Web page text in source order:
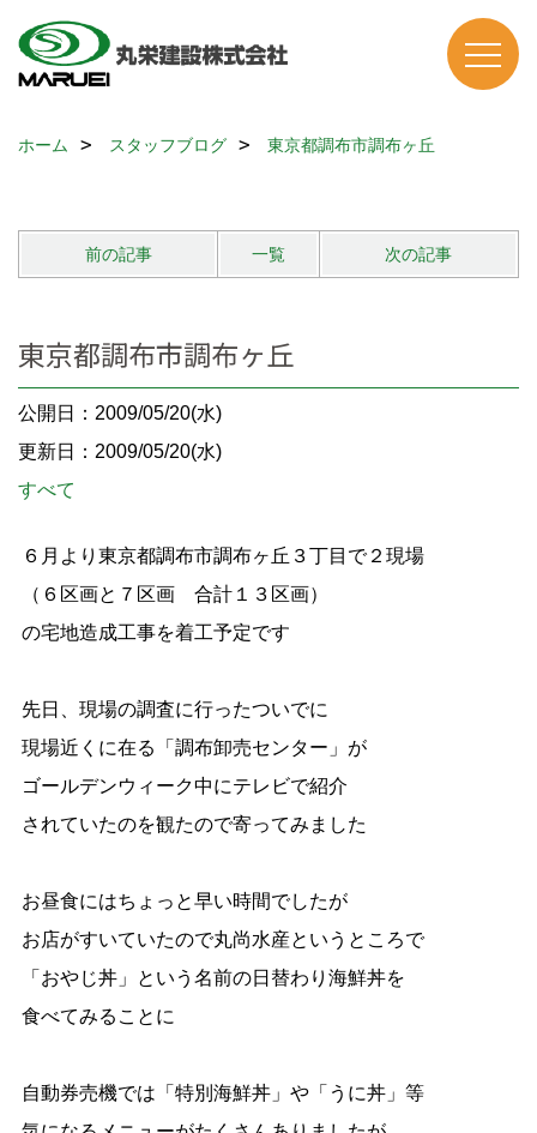
ホーム スタッフブログ 東京都調布市調布ヶ丘
前の記事 一覧 次の記事
東京都調布市調布ヶ丘
公開日：2009/05/20(水)
更新日：2009/05/20(水)
すべて
６月より東京都調布市調布ヶ丘３丁目で２現場
（６区画と７区画 合計１３区画）
の宅地造成工事を着工予定です
先日、現場の調査に行ったついでに
現場近くに在る「調布卸売センター」が
ゴールデンウィーク中にテレビで紹介
されていたのを観たので寄ってみました
お昼食にはちょっと早い時間でしたが
お店がすいていたので丸尚水産というところで
「おやじ丼」という名前の日替わり海鮮丼を
食べてみることに
自動券売機では「特別海鮮丼」や「うに丼」等